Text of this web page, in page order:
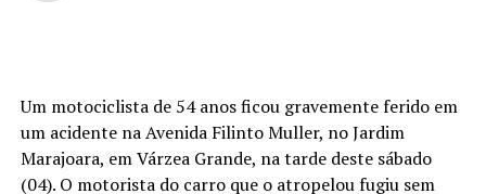
Um motociclista de 54 anos ficou gravemente ferido em
um acidente na Avenida Filinto Muller, no Jardim
Marajoara, em Várzea Grande, na tarde deste sábado
(04). O motorista do carro que o atropelou fugiu sem